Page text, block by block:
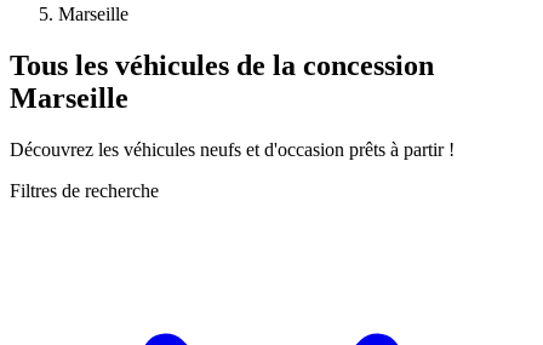
Marseille
Tous les véhicules de la concession
Marseille
Découvrez les véhicules neufs et d'occasion prêts à partir !
Filtres de recherche